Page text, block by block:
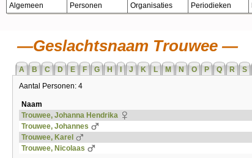
Algemeen Personen Organisaties Periodieken
Geslachtsnaam Trouwee
A B C D E F G H J K L M N O P Q R S
Aantal Personen: 4
Naam
Trouwee, Johanna Hendrika
Trouwee, Johannes
Trouwee, Karel
Trouwee, Nicolaas